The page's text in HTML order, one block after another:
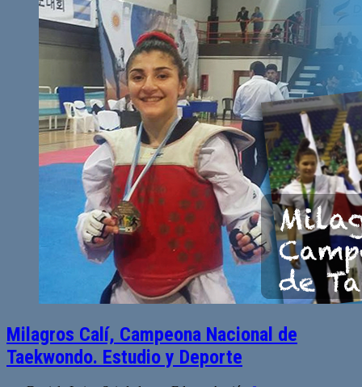
Milagros Calí, Campeona Nacional de
Taekwondo. Estudio y Deporte